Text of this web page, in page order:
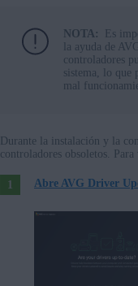
NOTA:
Es
la ayuda de
controladores
sistema, lo que
mal
Durante la instalación y la
controladores obsoletos.
Abre AVG Driver